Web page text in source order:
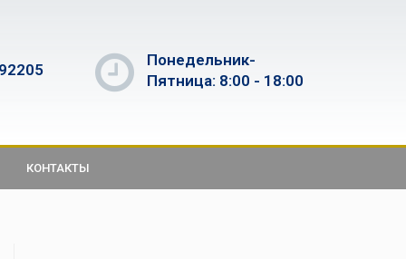
Понедельник-
Пятница: 8:00 - 18:00
КОНТАКТЫ